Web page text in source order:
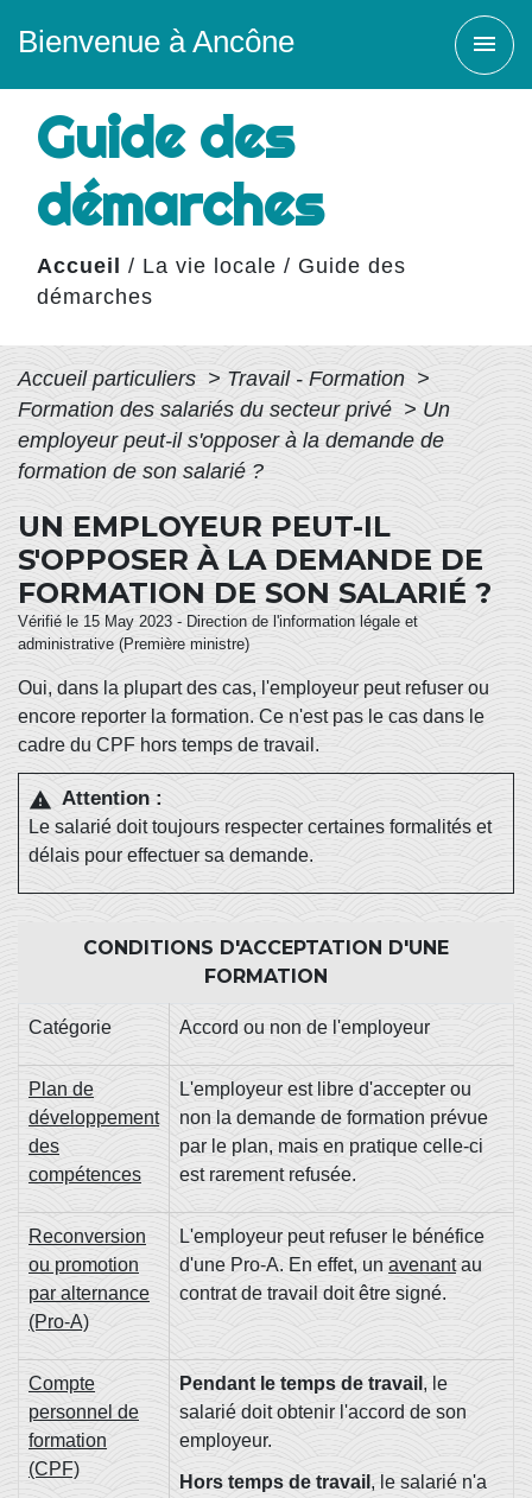
Bienvenue à Ancône menu
Guide des
démarches
Accueil / La vie locale / Guide des
démarches
Accueil particuliers > Travail - Formation >
Formation des salariés du secteur privé > Un
employeur peut-il s'opposer à la demande de
formation de son salarié ?
UN EMPLOYEUR PEUT-IL
S'OPPOSER À LA DEMANDE DE
FORMATION DE SON SALARIÉ ?
Vérifié le 15 May 2023 - Direction de l'information légale et
administrative (Première ministre)
Oui, dans la plupart des cas, l'employeur peut refuser ou
encore reporter la formation. Ce n'est pas le cas dans le
cadre du CPF hors temps de travail.
warning Attention :
Le salarié doit toujours respecter certaines formalités et
délais pour effectuer sa demande.
CONDITIONS D'ACCEPTATION D'UNE
FORMATION
Catégorie Accord ou non de l'employeur
Plan de
développement
des
compétences
L'employeur est libre d'accepter ou
non la demande de formation prévue
par le plan, mais en pratique celle-ci
est rarement refusée.
Reconversion
ou promotion
par alternance
(Pro-A)
L'employeur peut refuser le bénéfice
d'une Pro-A. En effet, un avenantau
contrat de travail doit être signé.
Compte
personnel de
formation
(CPF)
Pendant le temps de travail , le
salarié doit obtenir l'accord de son
employeur.
Hors temps de travail , le salarié n'a